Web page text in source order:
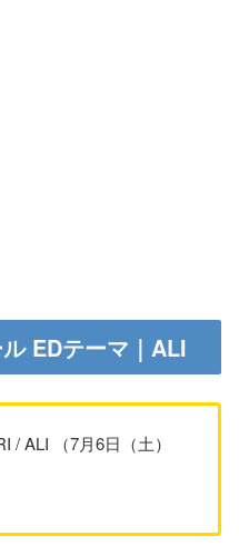
EDテーマ｜ALI
/ ALI （7月6日（土）